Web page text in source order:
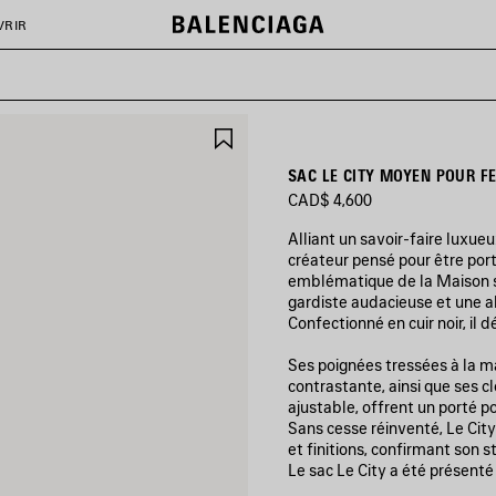
FAVORISSAC LE CITY MOYEN POUR
CAD$ 4,600
Alliant un savoir-faire
créateur pensé pour être
emblématique de la Maison
gardiste audacieuse et une
Confectionné en cuir noir, il
Ses poignées tressées à la
contrastante, ainsi que ses
ajustable, offrent un porté
Sans cesse réinventé, Le
et finitions, confirmant son
Le sac Le City a été